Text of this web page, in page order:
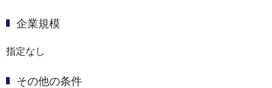
企業規模
指定なし
その他の条件